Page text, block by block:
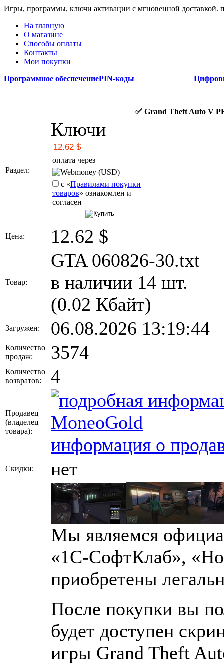
Игры, программы, ключи активации с мгновенной доставкой.
На главную
О магазине
Способы оплаты
Контакты
Мои покупки
Программное обеспечениеPIN-коды
✅ Grand Theft Auto V
Раздел:
Ключи
оплата через
Webmoney (USD)
с «Правилами покупки
товаров» ознакомлен и
согласен
Цена: 12.62 $
Товар:
GTA 060826-30.txt
в наличии 14 шт.
(0.02 Кбайт)
Загружен: 06.08.2026 13:19:44
Количество
продаж:
3574
Количество
возвратов:
4
Продавец
(владелец
товара):
MoneoGold
информация о
Скидки: нет
Мы являемся
«1С-СофтКлаб»,
приобретены
После покупки вы
будет доступен
игры Grand Theft